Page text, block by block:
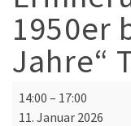
1950er
Jahre“
Ausstellung
„Unsere
14:00 – 17:00
11. Januar 2026